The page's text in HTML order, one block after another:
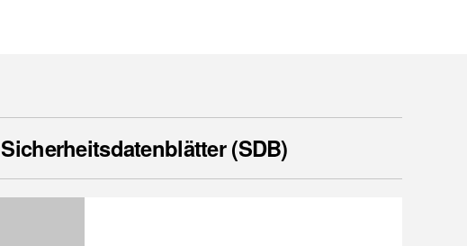
Sicherheitsdatenblätter (SDB)